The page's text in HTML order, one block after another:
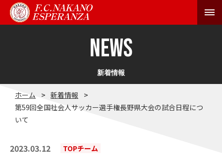
チーム
トップチーム
U-12
NEWS
新着情報
ホーム
新着情報
第59回全国社会人サッカー選手権長野県大会の試合日程につ
いて
2023.03.12 TOPチーム